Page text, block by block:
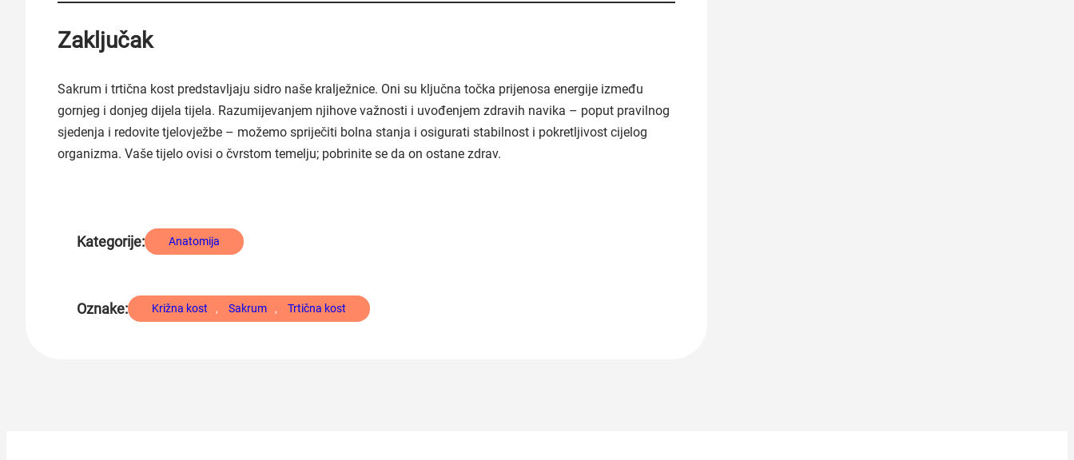
Zaključak
Sakrum i trtična kost predstavljaju sidro naše kralježnice. Oni su ključna točka prijenosa energije između
gornjeg i donjeg dijela tijela. Razumijevanjem njihove važnosti i uvođenjem zdravih navika – poput pravilnog
sjedenja i redovite tjelovježbe – možemo spriječiti bolna stanja i osigurati stabilnost i pokretljivost cijelog
organizma. Vaše tijelo ovisi o čvrstom temelju; pobrinite se da on ostane zdrav.
Kategorije: Anatomija
Oznake: Križna kost , Sakrum , Trtična kost